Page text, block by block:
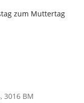
zum Muttertag
3016 BM